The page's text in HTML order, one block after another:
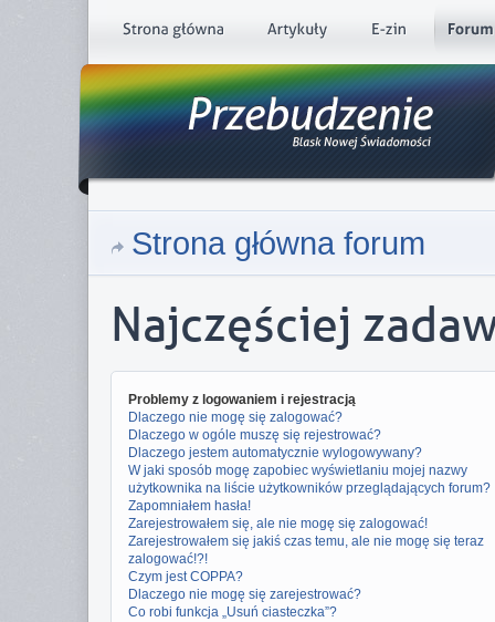
Strona główna forum
Najczęściej
Problemy z logowaniem i rejestracją
Dlaczego nie mogę się zalogować?
Dlaczego w ogóle muszę się rejestrować?
Dlaczego jestem automatycznie wylogowywany?
W jaki sposób mogę zapobiec wyświetlaniu mojej nazwy
użytkownika na liście użytkowników przeglądających forum?
Zapomniałem hasła!
Zarejestrowałem się, ale nie mogę się zalogować!
Zarejestrowałem się jakiś czas temu, ale nie mogę się teraz
zalogować!?!
Czym jest COPPA?
Dlaczego nie mogę się zarejestrować?
Co robi funkcja „Usuń ciasteczka”?